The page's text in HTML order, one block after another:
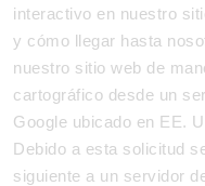
interactivo en nuestro
y cómo llegar hasta
nuestro sitio web de
cartográfico desde un
Google ubicado en EE.
Debido a esta solicitud
siguiente a un servidor